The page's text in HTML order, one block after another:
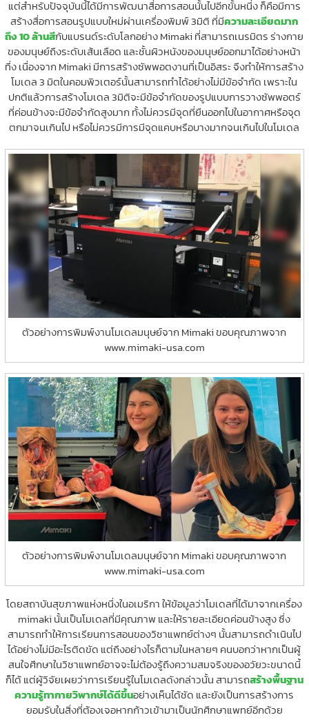
แต่สำหรับปัจจุบันนี้ได้มีการพัฒนาสื่อการสอนนั้นไปอีกขั้นหนึ่ง ก็คือมีการ
สร้างสื่อการสอนรูปแบบใหม่ผ่านเครื่องพิมพ์ 3มิติ ที่มีความละเอียดมาก
ถึง 10 ล้านสีกับแบรนด์ระดับโลกอย่าง Mimaki ที่สามารถเนรมิตร ร่างกาย
ของมนุษย์ถึงระดับเส้นเลือด และชั้นผิวหนังของมนุษย์ออกมาได้อย่างหน้า
ทึ่ง เนื่องจาก Mimaki มีการสร้างซัพพอตงานที่เป็นอิสระ จึงทำให้การสร้าง
โมเดล 3 มิตในคอมพิวเตอร์นั้นสามารถทำได้อย่างไม่มีข้อจำกัด เพราะใน
ปกติแล้วการสร้างโมเดล 3มิติจะมีข้อจำกัดของรูปแบบการวางซัพพอตร์
ที่ค่อนข้างจะมีข้อจำกัดสูงมาก ทั้งไม่ควรมีจุดที่ยืนออกไปในอากาศหรือจุด
ตกมาจนเกินไป หรือไม่ควรมีการมีจุดแคบหรือบางมากจนเกินไปในโมเดล
ตัวอย่างการพิมพ์งานโมเดลมนุษย์จาก Mimaki ขอบคุณภาพจาก
www.mimaki-usa.com
ตัวอย่างการพิมพ์งานโมเดลมนุษย์จาก Mimaki ขอบคุณภาพจาก
www.mimaki-usa.com
โดยสถาบันสุขภาพแห่งหนึ่งในอเมริกา ให้ข้อมูลว่าโมเดลที่ได้มาจากเครื่อง
mimaki นั้นเป็นโมเดลที่มีคุณภาพ และให้รายละเอียดค่อนข้างสูง ซึ่ง
สามารถทำให้การเรียนการสอนของวิชาแพทย์ต่างๆ นั้นสามารถดำเนินไป
ได้อย่างไม่มีอะไรติดขัด แต่ถึงอย่างไรก็ตามในหลายๆ คนบอกว่าหากเป็นผู้
สนใจศึกษาในวิชาแพทย์อาจจะไม่ต้องรู้ถึงความสมจริงของอวัยวะขนาดนี้
ก็ได้ แต่ผู้วิจัยเผยว่าการเรียนรู้ในโมเดลดังกล่าวนั้น สามารถสร้างพื้นฐาน
ความรู้ทากายวิพากษ์ได้ดีขึ้นอย่างเห็นได้ชัด และยังเป็นการสร้างการ
ยอมรับในสิ่งที่ต้องเจอหากก้าวเข้ามาเป็นนักศึกษาแพทย์อีกด้วย